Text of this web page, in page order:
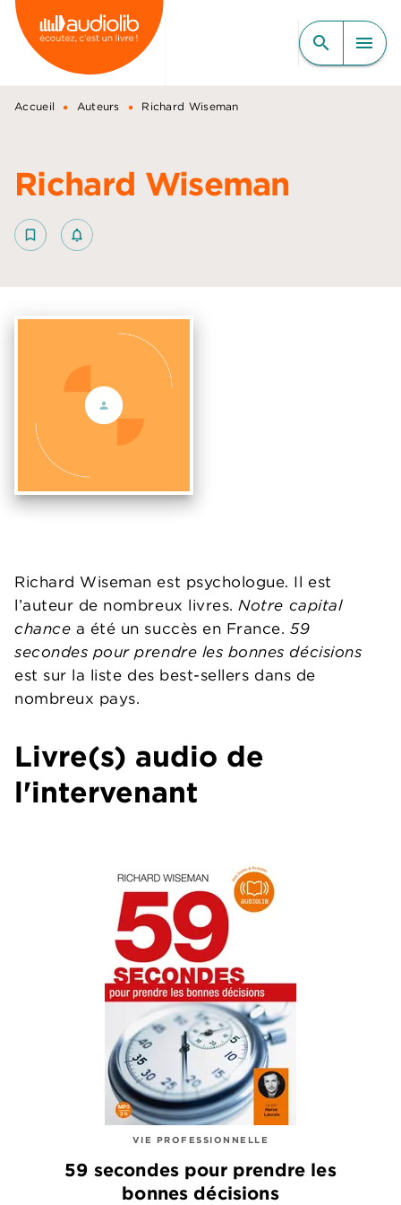
MENU RECHERCHE
CONTENU
PIED DE PAGE
search menu
Accueil • Auteurs • Richard Wiseman
Richard Wiseman
bookmark_border notifications_none_outlined
Richard Wiseman est psychologue. Il est
l’auteur de nombreux livres.Notre capital
chance a été un succès en France.59
secondes pour prendre les bonnes décisions
est sur la liste des best-sellers dans de
nombreux pays.
Livre(s) audio de
l'intervenant
VIE PROFESSIONNELLE
59 secondes pour prendre les
bonnes décisions